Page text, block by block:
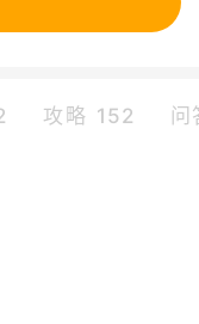
攻略 152